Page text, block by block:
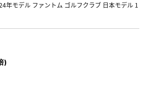
年モデル ファントム ゴルフクラブ 日本モデル 1
)